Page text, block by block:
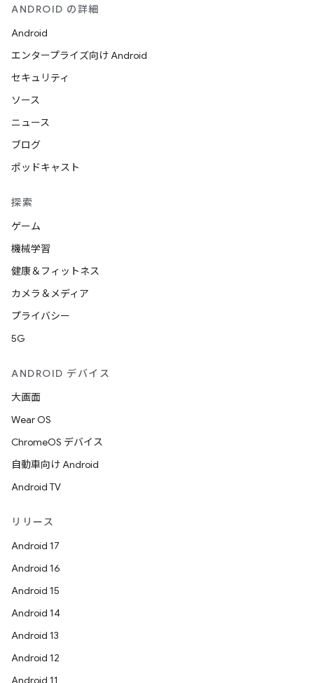
ANDROID の詳細
Android
エンタープライズ向け Android
セキュリティ
ソース
ニュース
ブログ
ポッドキャスト
探索
ゲーム
機械学習
健康＆フィットネス
カメラ＆メディア
プライバシー
5G
ANDROID デバイス
大画面
Wear OS
ChromeOS デバイス
自動車向け Android
Android TV
リリース
Android 17
Android 16
Android 15
Android 14
Android 13
Android 12
Android 11